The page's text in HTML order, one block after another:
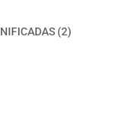
22